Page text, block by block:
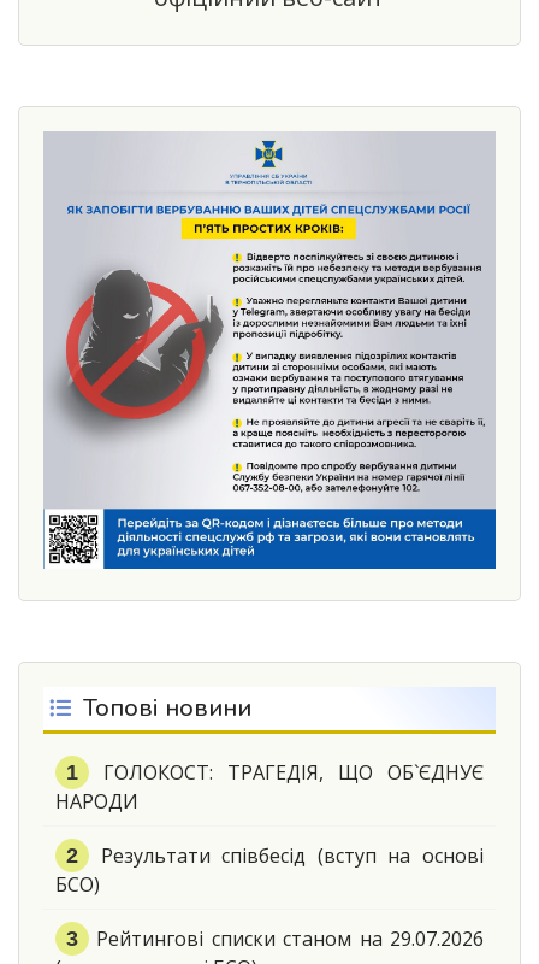
Топові новини
ГОЛОКОСТ: ТРАГЕДІЯ, ЩО ОБ`ЄДНУЄ
НАРОДИ
Результати співбесід (вступ на основі
БСО)
Рейтингові списки станом на 29.07.2026